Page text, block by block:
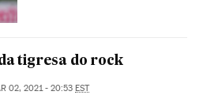
tigresa do rock
02, 2021 - 20:53 EST